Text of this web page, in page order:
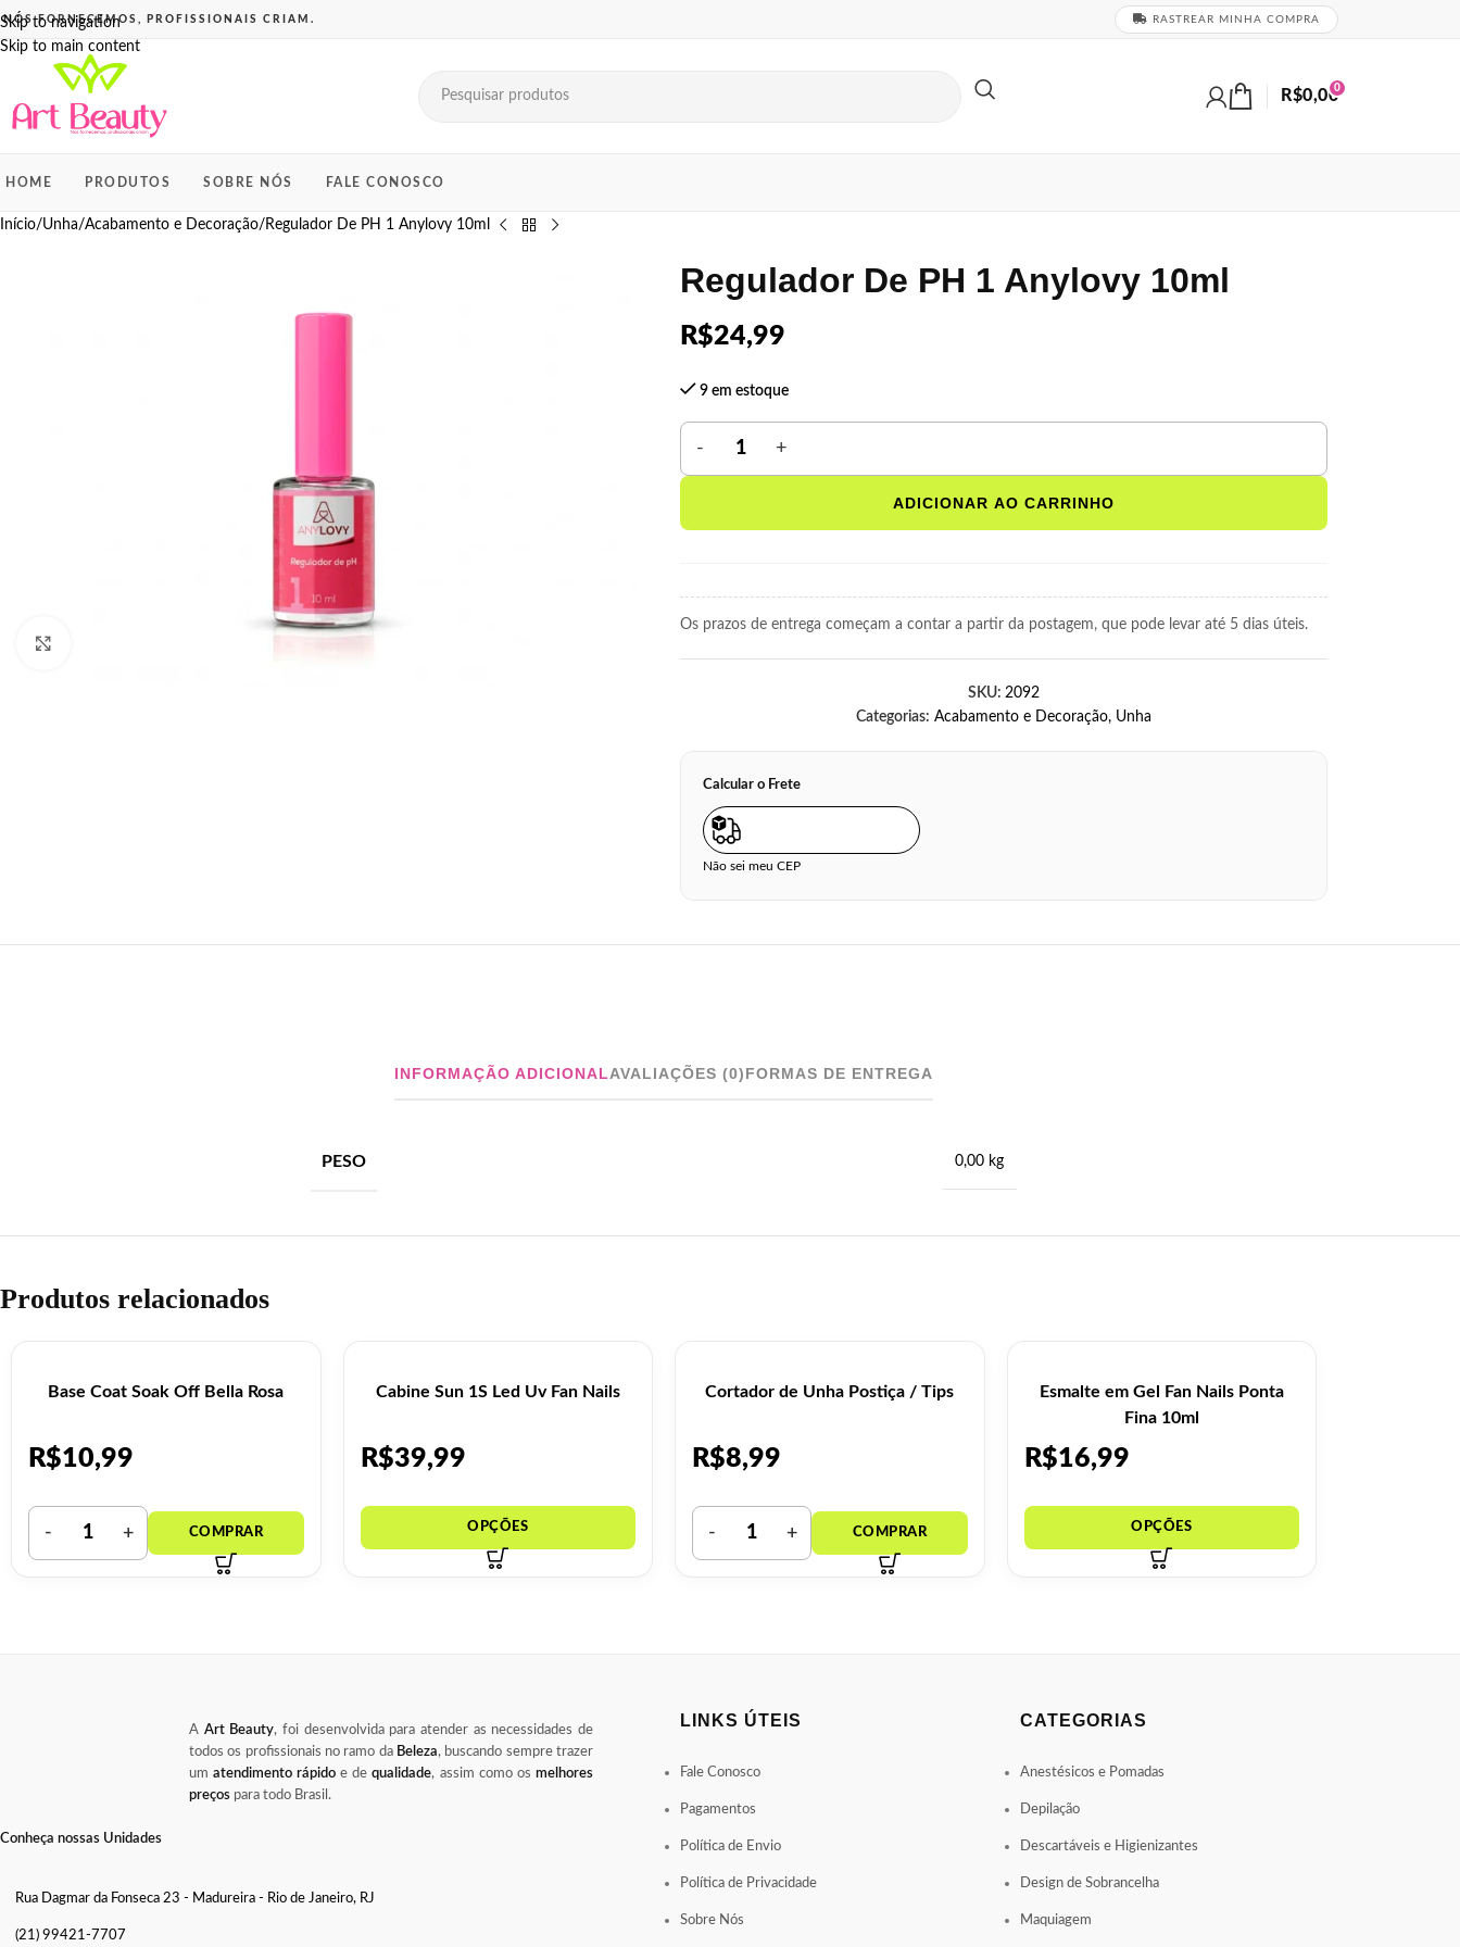
Skip to navigation
Skip to main content
RASTREAR MINHA COMPRA
0
R$0,00
HOME PRODUTOS SOBRE NÓS FALE CONOSCO
Início Unha Acabamento e Decoração Regulador De PH 1 Anylovy 10ml
Regulador De PH 1 Anylovy 10ml
R$24,99
9 em estoque
ADICIONAR AO CARRINHO
Os prazos de entrega começam a contar a partir da postagem, que pode levar até 5 dias úteis.
SKU: 2092
Categorias: Acabamento e Decoração, Unha
Calcular o Frete
Não sei meu CEP
INFORMAÇÃO ADICIONALAVALIAÇÕES (0)FORMAS DE ENTREGA
PESO 0,00 kg
Produtos relacionados
Base Coat Soak Off Bella Rosa
R$10,99
Cabine Sun 1S Led Uv Fan Nails
R$39,99
Cortador de Unha Postiça / Tips
R$8,99
Esmalte em Gel Fan Nails Ponta
Fina 10ml
R$16,99
A Art Beauty, foi desenvolvida para atender as necessidades de
todos os profissionais no ramo da Beleza, buscando sempre trazer
um atendimento rápido e dequalidade, assim como os melhores
preçospara todo Brasil.
Conheça nossas Unidades
Rua Dagmar da Fonseca 23 - Madureira - Rio de Janeiro, RJ
(21) 99421-7707
LINKS ÚTEIS
Fale Conosco
Pagamentos
Política de Envio
Política de Privacidade
Sobre Nós
CATEGORIAS
Anestésicos e Pomadas
Depilação
Descartáveis e Higienizantes
Design de Sobrancelha
Maquiagem